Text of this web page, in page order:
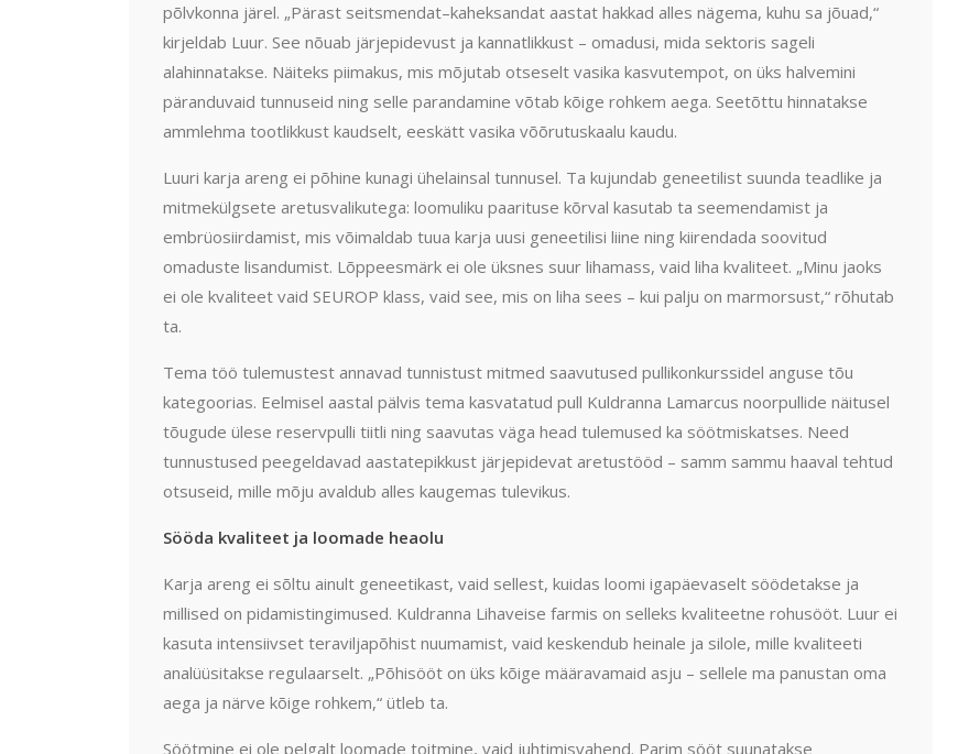
põlvkonna järel. „Pärast seitsmendat–kaheksandat aastat hakkad alles nägema, kuhu sa jõuad,“
kirjeldab Luur. See nõuab järjepidevust ja kannatlikkust – omadusi, mida sektoris sageli
alahinnatakse. Näiteks piimakus, mis mõjutab otseselt vasika kasvutempot, on üks halvemini
päranduvaid tunnuseid ning selle parandamine võtab kõige rohkem aega. Seetõttu hinnatakse
ammlehma tootlikkust kaudselt, eeskätt vasika võõrutuskaalu kaudu.
Luuri karja areng ei põhine kunagi ühelainsal tunnusel. Ta kujundab geneetilist suunda teadlike ja
mitmekülgsete aretusvalikutega: loomuliku paarituse kõrval kasutab ta seemendamist ja
embrüosiirdamist, mis võimaldab tuua karja uusi geneetilisi liine ning kiirendada soovitud
omaduste lisandumist. Lõppeesmärk ei ole üksnes suur lihamass, vaid liha kvaliteet. „Minu jaoks
ei ole kvaliteet vaid SEUROP klass, vaid see, mis on liha sees – kui palju on marmorsust,“ rõhutab
ta.
Tema töö tulemustest annavad tunnistust mitmed saavutused pullikonkurssidel anguse tõu
kategoorias. Eelmisel aastal pälvis tema kasvatatud pull Kuldranna Lamarcus noorpullide näitusel
tõugude ülese reservpulli tiitli ning saavutas väga head tulemused ka söötmiskatses. Need
tunnustused peegeldavad aastatepikkust järjepidevat aretustööd – samm sammu haaval tehtud
otsuseid, mille mõju avaldub alles kaugemas tulevikus.
Sööda kvaliteet ja loomade heaolu
Karja areng ei sõltu ainult geneetikast, vaid sellest, kuidas loomi igapäevaselt söödetakse ja
millised on pidamistingimused. Kuldranna Lihaveise farmis on selleks kvaliteetne rohusööt. Luur ei
kasuta intensiivset teraviljapõhist nuumamist, vaid keskendub heinale ja silole, mille kvaliteeti
analüüsitakse regulaarselt. „Põhisööt on üks kõige määravamaid asju – sellele ma panustan oma
aega ja närve kõige rohkem,“ ütleb ta.
Söötmine ei ole pelgalt loomade toitmine, vaid juhtimisvahend. Parim sööt suunatakse